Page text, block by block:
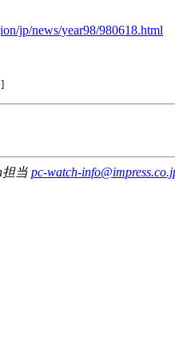
jp/news/year98/980618.html
担当 pc-watch-